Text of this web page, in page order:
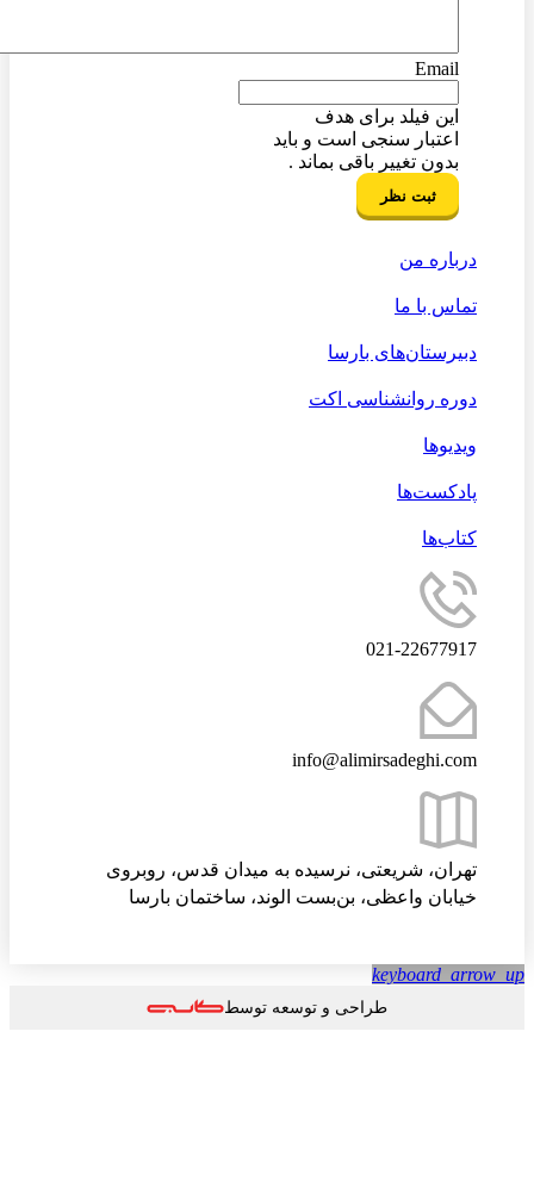
Email
این فیلد برای هدف
اعتبار سنجی است و باید
بدون تغییر باقی بماند .
درباره من
تماس با ما
دبیرستان‌های بارسا
دوره روانشناسی اکت
ویدیوها
پادکست‌ها
کتاب‌ها
021-22677917
info@alimirsadeghi.com
تهران، شریعتی، نرسیده به میدان قدس، روبروی
خیابان واعظی، بن‌بست الوند، ساختمان بارسا
طراحی و توسعه توسط